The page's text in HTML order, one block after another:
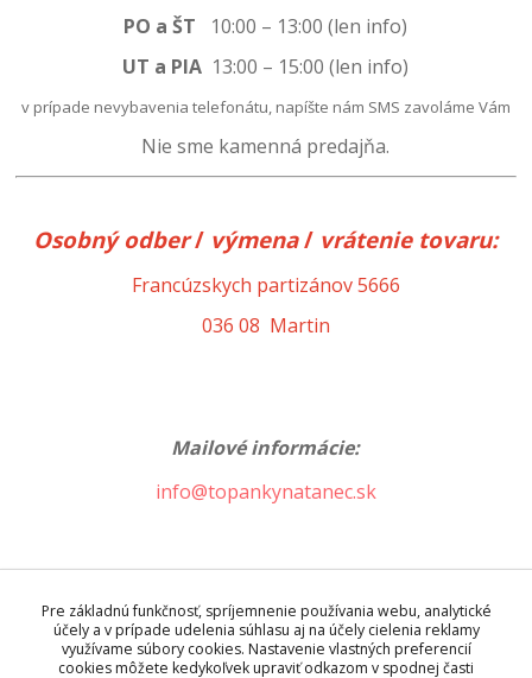
PO a ŠT 10:00 – 13:00 (len info)
UT a PIA 13:00 – 15:00 (len info)
v prípade nevybavenia telefonátu, napíšte nám SMS zavoláme Vám
Nie sme kamenná predajňa.
Osobný odber/ výmena/ vrátenie tovaru:
Francúzskych partizánov 5666
036 08 Martin
Mailové informácie:
info@topankynatanec.sk
Prajeme príjemné nakupovanie.
Tím topankynatanec.sk
Pre základnú funkčnosť, spríjemnenie používania webu, analytické
účely a v prípade udelenia súhlasu aj na účely cielenia reklamy
využívame súbory cookies. Nastavenie vlastných preferencií
cookies môžete kedykoľvek upraviť odkazom v spodnej časti